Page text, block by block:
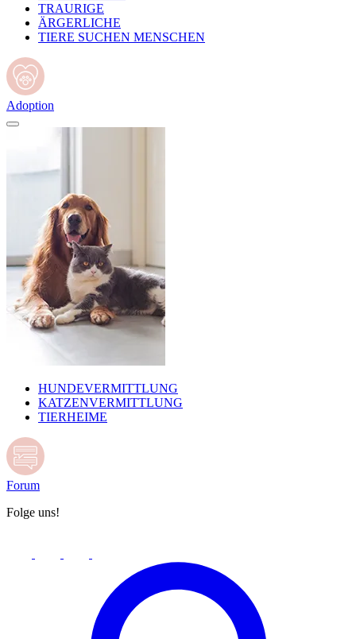
TRAURIGE
ÄRGERLICHE
TIERE SUCHEN MENSCHEN
Adoption
HUNDEVERMITTLUNG
KATZENVERMITTLUNG
TIERHEIME
Forum
Folge uns!